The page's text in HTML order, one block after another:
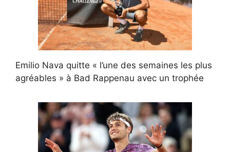
Emilio Nava quitte « l’une des semaines les plus
agréables » à Bad Rappenau avec un trophée